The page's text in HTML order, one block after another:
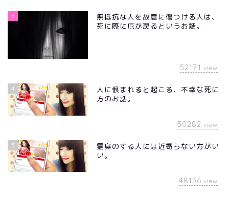
3
無抵抗な人を故意に傷つける人は、
死に際に厄が戻るというお話。
52171 view
4
人に恨まれると起こる、不幸な死に
方のお話。
50282 view
5
霊臭のする人には近寄らない方がい
い。
48136 view